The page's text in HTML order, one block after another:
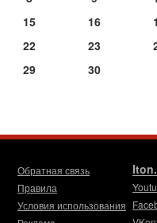
15 16
22 23
29 30
Обратная связь
Правила
Условия использования